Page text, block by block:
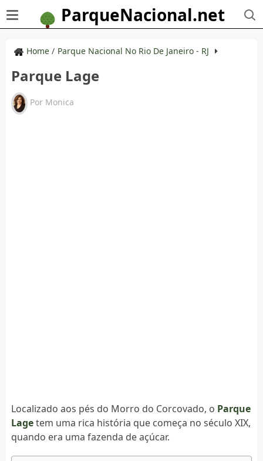
ParqueNacional.net
Home/ Parque Nacional No Rio De Janeiro - RJ
Parque Lage
Por Monica
Localizado aos pés do Morro do Corcovado, o Parque
Lagetem uma rica história que começa no século XIX,
quando era uma fazenda de açúcar.